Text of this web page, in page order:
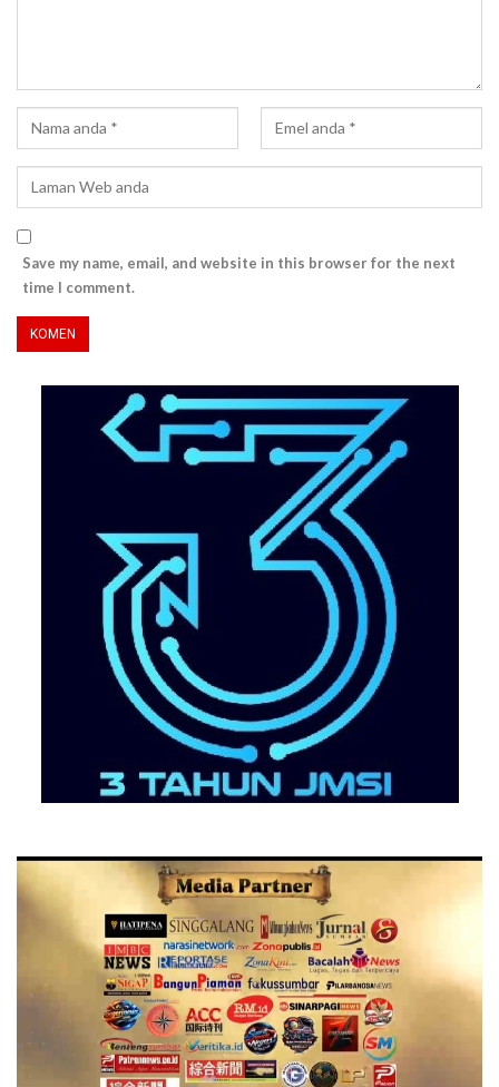
Save my name, email, and website in this browser for the next
time I comment.